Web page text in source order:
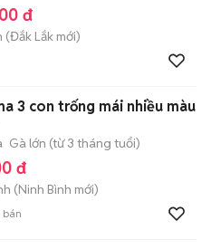
đ
(Đắk Lắk mới)
3 con trống mái nhiều màu
Gà lớn (từ 3 tháng tuổi)
đ
(Ninh Bình mới)
bán